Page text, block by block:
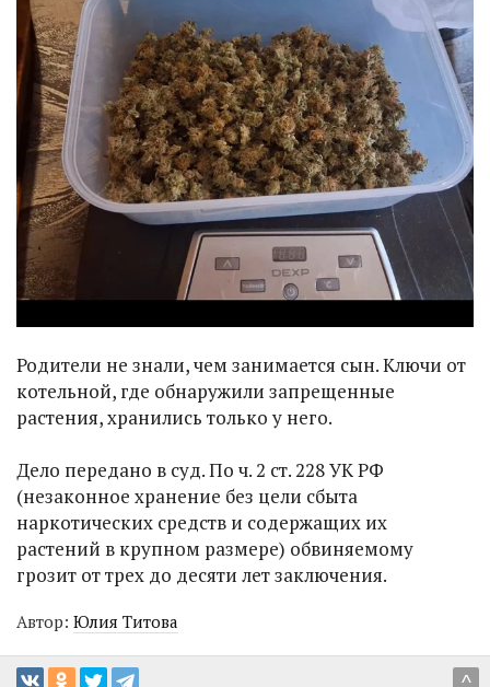
Родители не знали, чем занимается сын. Ключи от
котельной, где обнаружили запрещенные
растения, хранились только у него.
Дело передано в суд. По ч. 2 ст. 228 УК РФ
(незаконное хранение без цели сбыта
наркотических средств и содержащих их
растений в крупном размере) обвиняемому
грозит от трех до десяти лет заключения.
Автор: Юлия Титова
^